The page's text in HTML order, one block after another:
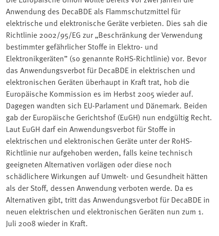
Anwendung des DecaBDE als Flammschutzmittel für
elektrische und elektronische Geräte verbieten. Dies sah die
Richtlinie 2002/95/EG zur „Beschränkung der Verwendung
bestimmter gefährlicher Stoffe in Elektro- und
Elektronikgeräten” (so genannte RoHS-Richtlinie) vor. Bevor
das Anwendungsverbot für DecaBDE in elektrischen und
elektronischen Geräten überhaupt in Kraft trat, hob die
Europäische Kommission es im Herbst 2005 wieder auf.
Dagegen wandten sich EU-Parlament und Dänemark. Beiden
gab der Europäische Gerichtshof (EuGH) nun endgültig Recht.
Laut EuGH darf ein Anwendungsverbot für Stoffe in
elektrischen und elektronischen Geräte unter der RoHS-
Richtlinie nur aufgehoben werden, falls keine technisch
geeigneten Alternativen vorlägen oder diese noch
schädlichere Wirkungen auf Umwelt- und Gesundheit hätten
als der Stoff, dessen Anwendung verboten werde. Da es
Alternativen gibt, tritt das Anwendungsverbot für DecaBDE in
neuen elektrischen und elektronischen Geräten nun zum 1.
Juli 2008 wieder in Kraft.